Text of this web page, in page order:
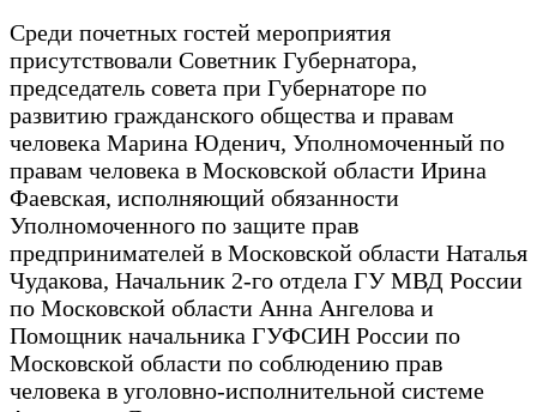
Среди почетных гостей мероприятия
присутствовали Советник Губернатора,
председатель совета при Губернаторе по
развитию гражданского общества и правам
человека Марина Юденич, Уполномоченный по
правам человека в Московской области Ирина
Фаевская, исполняющий обязанности
Уполномоченного по защите прав
предпринимателей в Московской области Наталья
Чудакова, Начальник 2-го отдела ГУ МВД России
по Московской области Анна Ангелова и
Помощник начальника ГУФСИН России по
Московской области по соблюдению прав
человека в уголовно-исполнительной системе